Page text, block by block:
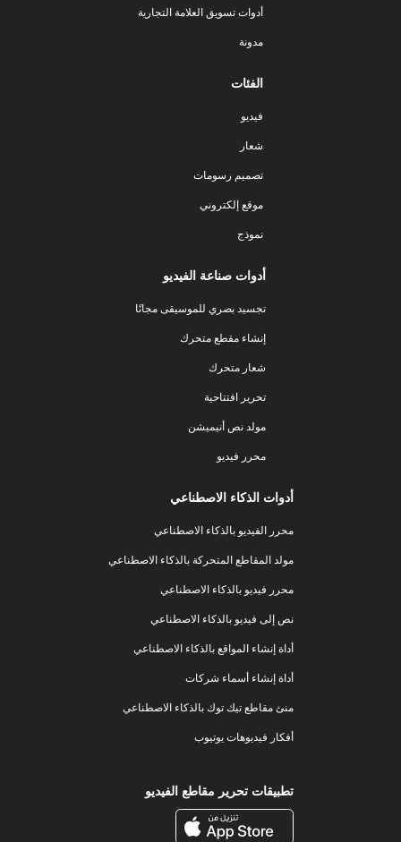
أدوات تسويق العلامة التجارية
مدونة
الفئات
فيديو
شعار
تصميم رسومات
موقع إلكتروني
نموذج
أدوات صناعة الفيديو
تجسيد بصري للموسيقى مجانًا
إنشاء مقطع متحرك
شعار متحرك
تحرير افتتاحية
مولد نص أنيميشن
محرر فيديو
أدوات الذكاء الاصطناعي
محرر الفيديو بالذكاء الاصطناعي
مولد المقاطع المتحركة بالذكاء الاصطناعي
محرر فيديو بالذكاء الاصطناعي
نص إلى فيديو بالذكاء الاصطناعي
أداة إنشاء المواقع بالذكاء الاصطناعي
أداة إنشاء أسماء شركات
منئ مقاطع تيك توك بالذكاء الاصطناعي
أفكار فيديوهات يوتيوب
تطبيقات تحرير مقاطع الفيديو